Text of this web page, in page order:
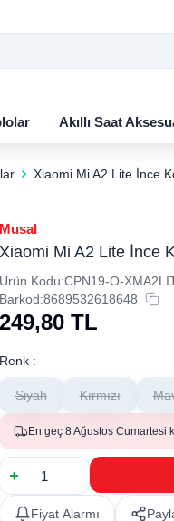
Akıllı Saat
Xiaomi Mi A2 Lite İnce
Musal
Xiaomi Mi A2 Lite İnce
Ürün Kodu:CPN19-O-
Barkod:8689532618648
249,80 TL
Renk :
Siyah Kırmızı
En geç 8 Ağustos Cumartesi
Fiyat Alarmı